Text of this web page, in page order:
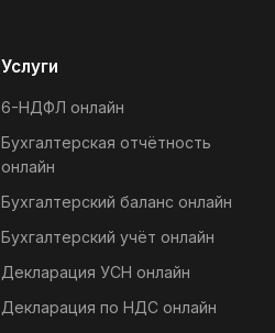
Услуги
6-НДФЛ онлайн
Бухгалтерская отчётность
онлайн
Бухгалтерский баланс онлайн
Бухгалтерский учёт онлайн
Декларация УСН онлайн
Декларация по НДС онлайн